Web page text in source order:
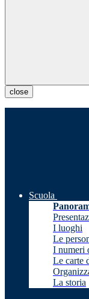
close
Scuola
I luoghi
Le
I numeri
Le carte
La storia